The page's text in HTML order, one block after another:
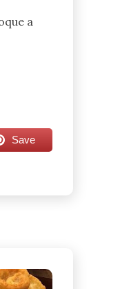
a
Save